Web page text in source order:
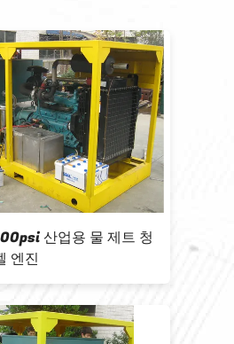
녹 배 선체 세정을 위한